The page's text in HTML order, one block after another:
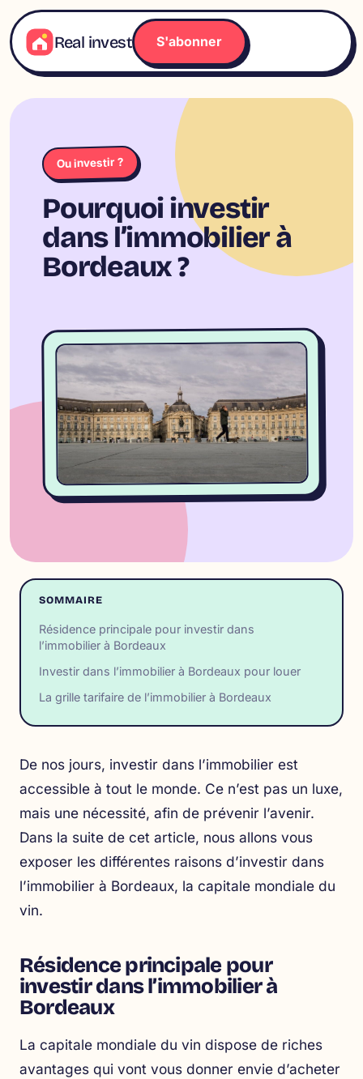
Aller
au
contenu
Real invest S'abonner
Ou investir ?
Pourquoi investir
dans l’immobilier à
Bordeaux ?
SOMMAIRE
Résidence principale pour investir dans
l’immobilier à Bordeaux
Investir dans l’immobilier à Bordeaux pour louer
La grille tarifaire de l’immobilier à Bordeaux
De nos jours, investir dans l’immobilier est
accessible à tout le monde. Ce n’est pas un luxe,
mais une nécessité, afin de prévenir l’avenir.
Dans la suite de cet article, nous allons vous
exposer les différentes raisons d’investir dans
l’immobilier à Bordeaux, la capitale mondiale du
vin.
Résidence principale pour
investir dans l’immobilier à
Bordeaux
La capitale mondiale du vin dispose de riches
avantages qui vont vous donner envie d’acheter